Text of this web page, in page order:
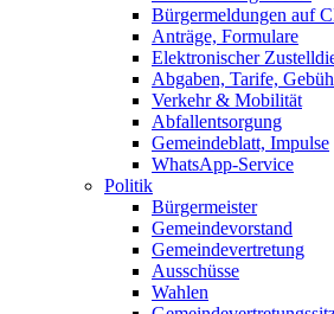
Bürgermeldungen auf
Anträge, Formulare
Elektronischer
Abgaben, Tarife,
Verkehr & Mobilität
Abfallentsorgung
Gemeindeblatt, Impulse
WhatsApp-Service
Politik
Bürgermeister
Gemeindevorstand
Gemeindevertretung
Ausschüsse
Wahlen